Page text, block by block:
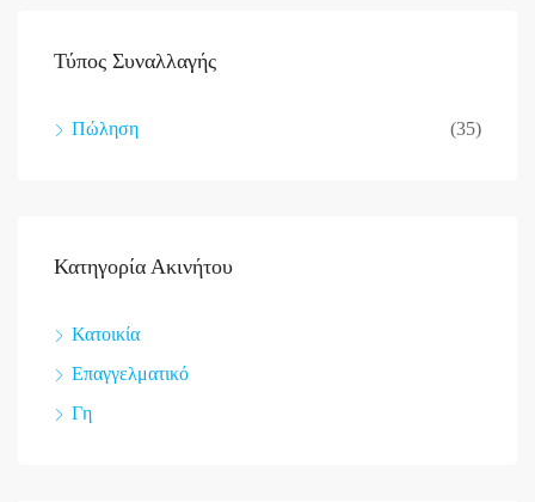
Τύπος Συναλλαγής
Πώληση (35)
Κατηγορία Ακινήτου
Κατοικία
Επαγγελματικό
Γη